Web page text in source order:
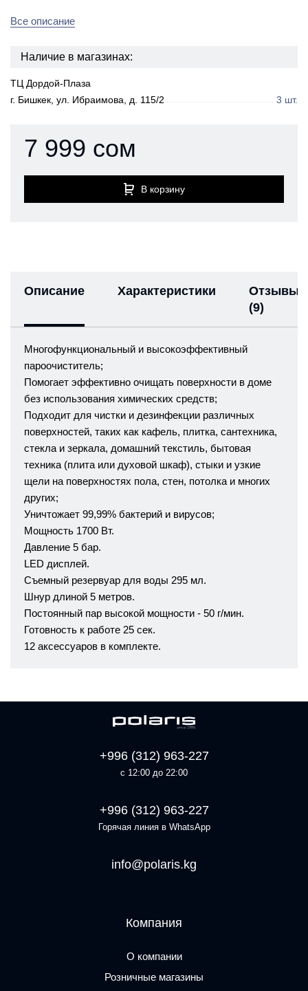
Все описание
Наличие в магазинах:
ТЦ Дордой-Плаза
г. Бишкек, ул. Ибраимова, д. 115/2
3 шт.
7 999 сом
В корзину
Описание Характеристики
Отзывы
(9)
Многофункциональный и высокоэффективный
пароочиститель;
Помогает эффективно очищать поверхности в доме
без использования химических средств;
Подходит для чистки и дезинфекции различных
поверхностей, таких как кафель, плитка, сантехника,
стекла и зеркала, домашний текстиль, бытовая
техника (плита или духовой шкаф), стыки и узкие
щели на поверхностях пола, стен, потолка и многих
других;
Уничтожает 99,99% бактерий и вирусов;
Мощность 1700 Вт.
Давление 5 бар.
LED дисплей.
Съемный резервуар для воды 295 мл.
Шнур длиной 5 метров.
Постоянный пар высокой мощности - 50 г/мин.
Готовность к работе 25 сек.
12 аксессуаров в комплекте.
+996 (312) 963-227
с 12:00 до 22:00
+996 (312) 963-227
Горячая линия в WhatsApp
info@polaris.kg
Компания
О компании
Розничные магазины